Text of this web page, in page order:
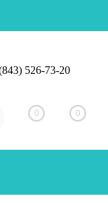
Вход
526-73-20
0 0